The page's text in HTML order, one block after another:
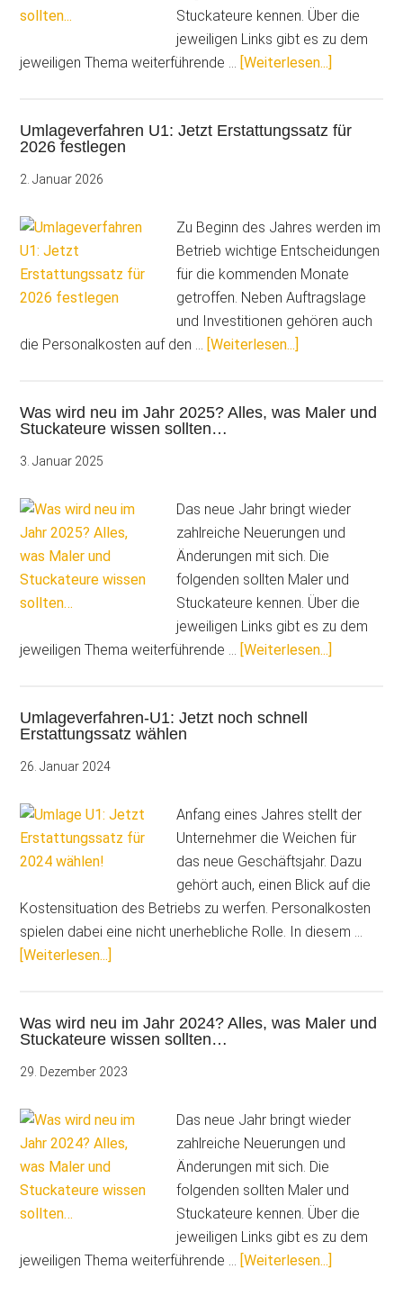
Stuckateure kennen. Über die
jeweiligen Links gibt es zu dem
jeweiligen Thema weiterführende … [Weiterlesen...]
in
Maler
und
wissen
sollten…
Umlageverfahren U1: Jetzt Erstattungssatz für
2026 festlegen
2. Januar 2026
Zu Beginn des Jahres werden im
Betrieb wichtige Entscheidungen
für die kommenden Monate
getroffen. Neben Auftragslage
und Investitionen gehören auch
die Personalkosten auf den … [Weiterlesen...]
Erstattungssatz
Was wird neu im Jahr 2025? Alles, was Maler und
Stuckateure wissen sollten…
3. Januar 2025
Das neue Jahr bringt wieder
zahlreiche Neuerungen und
Änderungen mit sich. Die
folgenden sollten Maler und
Stuckateure kennen. Über die
jeweiligen Links gibt es zu dem
jeweiligen Thema weiterführende … [Weiterlesen...]
was
Maler
und
wissen
sollten…
Umlageverfahren-U1: Jetzt noch schnell
Erstattungssatz wählen
26. Januar 2024
Anfang eines Jahres stellt der
Unternehmer die Weichen für
das neue Geschäftsjahr. Dazu
gehört auch, einen Blick auf die
Kostensituation des Betriebs zu werfen. Personalkosten
spielen dabei eine nicht unerhebliche Rolle. In diesem …
[Weiterlesen...]
noch
schnell
Erstattungssatz
Was wird neu im Jahr 2024? Alles, was Maler und
Stuckateure wissen sollten…
29. Dezember 2023
Das neue Jahr bringt wieder
zahlreiche Neuerungen und
Änderungen mit sich. Die
folgenden sollten Maler und
Stuckateure kennen. Über die
jeweiligen Links gibt es zu dem
jeweiligen Thema weiterführende … [Weiterlesen...]